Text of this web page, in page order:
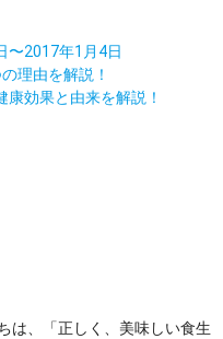
〜2017年1月4日
理由を解説！
効果と由来を解説！
は、「正しく、美味しい食生